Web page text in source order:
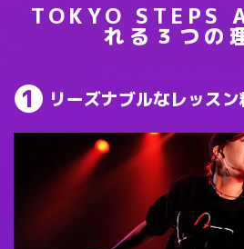
TOKYO STEPS
れる３つの
リーズナブルなレッス